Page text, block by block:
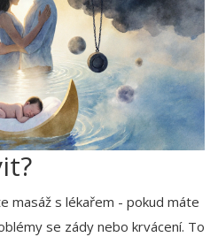
masáž s lékařem - pokud máte
se zády nebo krvácení. To